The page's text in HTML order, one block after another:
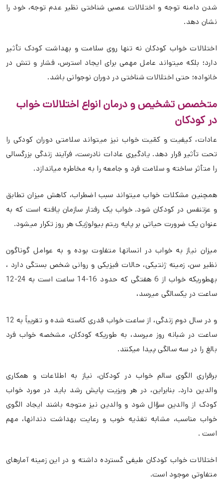
شدن دامنه توجه و اختلالات عصبی شناختی نظیر عدم توجه، خود را
نشان دهد.
اختلالات خواب کودکان نه تنها روی سلامت و بهداشت کودک تأثیر
دارد؛ بلکه میتواند عامل مهمی برای ایجاد استرس، فشار و تنش در
خانواده؛ حتی اختلالات شناختی در دوران نوجوانی باشد.
متخصص تشخیص و درمان انواع اختلالات خواب
در کودکان
عادات، کیفیت و کمّیت خواب نیز میتواند سلامتی دوران کودکی را
تحت تأثیر قرار دهد. یادگیری عادات نادرست، فرآیند زندگی بزرگسالی
را متأثر ساخته و سلامت فرد و جامعه را به مخاطره میاندازد.
همچنین مشکلات خواب میتواند سبب اضطراب، کاهش میزان تطابق
و عزتنفس در کودکان شود. خواب یک رفتار سازمان یافته است که به
عنوان یک ضرورت حیاتی بر پایه ریتم بیولوژیک هر روز تکرار میشود.
میزان نیاز به خواب در انسانها متفاوت بوده و به عوامل گوناگون
نظیر سن، زمینه ژنتیکی، حالات فیزیکی و روانی شخص بستگی دارد ،
بهطوریکه خواب از 6 هفتگی که حدود 16-14 ساعت است به 24-12
ساعت در یکسالگی میرسد،
و در سال دوم زندگی، از ساعت خواب قدری کاسته شده و تقریباً به 12
ساعت در شبانه روز میرسد، به طوریکه کودکان، مشخصه خواب فرد
بالغ را در سه سالگی پیدا میکنند.
برقراری الگوی سالم خواب در کودکان، نیاز به اطلاعات و همکاری
والدین دارد. بنابراین، در هر ویزیت پایش رشد باید در مورد خواب
کودک از والدین سؤال شود و والدین نیز متوجه باشند ایجاد الگوی
خواب مناسب، مشابه تغذیه خوب و رعایت بهداشت دندانها، مهم
است .
اختلالات خواب کودکان طیفی گسترده داشته و در این زمینه آمارهای
متفاوتی موجود است.